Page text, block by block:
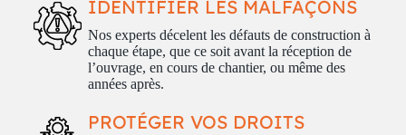
IDENTIFIER LES MALFAÇONS
Nos experts décelent les défauts de construction à
chaque étape, que ce soit avant la réception de
l’ouvrage, en cours de chantier, ou même des
années après.
PROTÉGER VOS DROITS